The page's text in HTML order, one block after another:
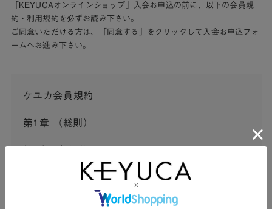
「KEYUCAオンラインショップ」入会お申込の前に、以下の会員規
約・利用規約を必ずお読み下さい。
ご同意いただける方は、「同意する」をクリックして入会お申込フォ
ームへお進み下さい。
ケユカ会員規約
第1章 （総則）
この会員規約（以下「本規約」といいます。）は、河淳株
式会社ケユカ事業部（以下「弊社」といいます。）が提供
する一連のサービスに関し、弊社が次条の定めに従い入会